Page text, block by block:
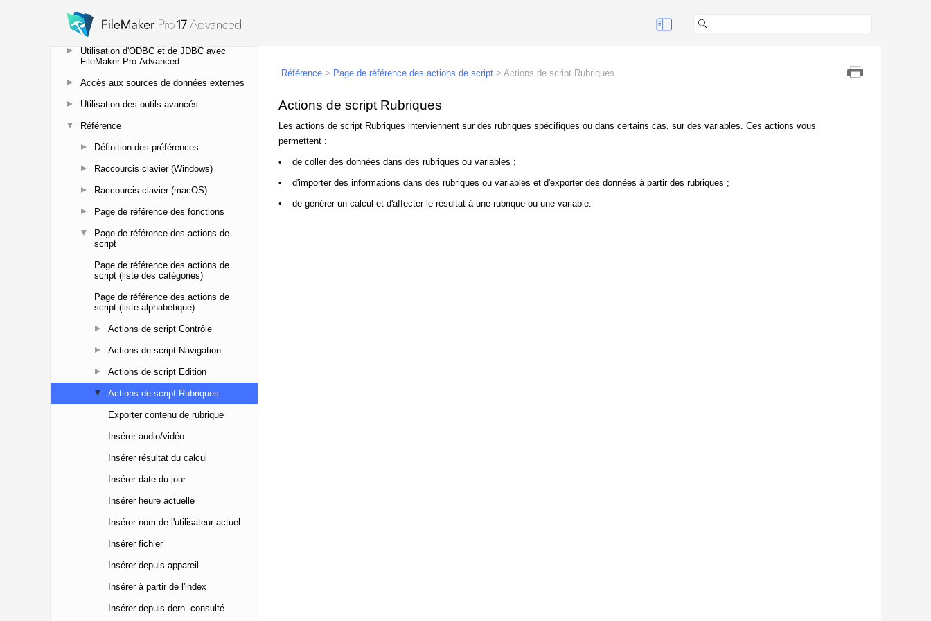
Publication de bases de données sur le
Web
Utilisation d'ODBC et de JDBC avec
FileMaker Pro Advanced
Accès aux sources de données externes
Utilisation des outils avancés
Référence
Définition des préférences
Raccourcis clavier (Windows)
Raccourcis clavier (macOS)
Page de référence des fonctions
Page de référence des actions de
script
Page de référence des actions de
script (liste des catégories)
Page de référence des actions de
script (liste alphabétique)
Actions de script Contrôle
Actions de script Navigation
Actions de script Edition
Actions de script Rubriques
Exporter contenu de rubrique
Insérer audio/vidéo
Insérer résultat du calcul
Insérer date du jour
Insérer heure actuelle
Insérer nom de l'utilisateur actuel
Insérer fichier
Insérer depuis appareil
Insérer à partir de l'index
Insérer depuis dern. consulté